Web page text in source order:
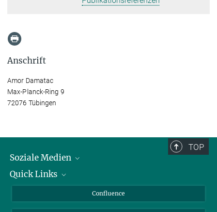
Anschrift
Amor Damatac
Max-Planck-Ring 9
72076 Tübingen
TOP
Soziale Medien
LinkedIn
Quick Links
Über Tiere in der Forschung
Ihr Weg zu uns
Confluence